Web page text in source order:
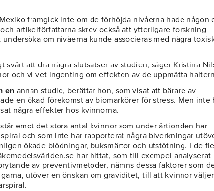
framgick inte om de förhöjda nivåerna hade någon
artikelförfattarna skrev också att ytterligare forskning
undersöka om nivåerna kunde associeras med några
svårt att dra några slutsatser av studien, säger Kristina
och vi vet ingenting om effekten av de uppmätta
en annan studie, berättar hon, som visat att bärare av
en ökad förekomst av biomarkörer för stress. Men inte
några effekter hos kvinnorna.
emot det stora antal kvinnor som under årtionden har
och som inte har rapporterat några biverkningar
ökade blödningar, buksmärtor och utstötning. I de
har hittat, som till exempel analyserat
av preventivmetoder, nämns dessa faktorer som
utöver en önskan om graviditet, till att kvinnor